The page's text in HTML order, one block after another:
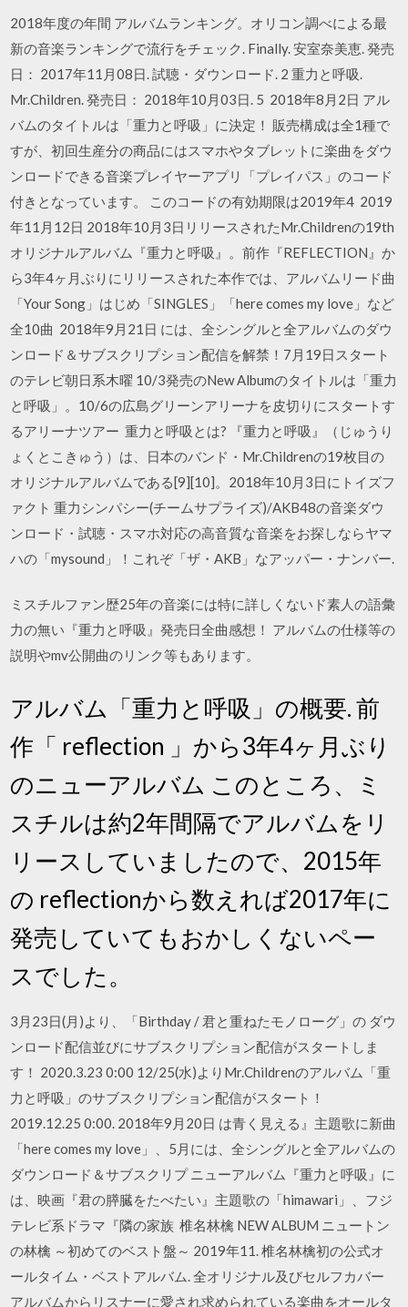
2018年度の年間 アルバムランキング。オリコン調べによる最
新の音楽ランキングで流行をチェック. Finally. 安室奈美恵. 発売
日： 2017年11月08日. 試聴・ダウンロード. 2 重力と呼吸.
Mr.Children. 発売日： 2018年10月03日. 5 2018年8月2日 アル
バムのタイトルは「重力と呼吸」に決定！ 販売構成は全1種で
すが、初回生産分の商品にはスマホやタブレットに楽曲をダウ
ンロードできる音楽プレイヤーアプリ「プレイパス」のコード
付きとなっています。 このコードの有効期限は2019年4 2019
年11月12日 2018年10月3日リリースされたMr.Childrenの19th
オリジナルアルバム『重力と呼吸』。前作『REFLECTION』か
ら3年4ヶ月ぶりにリリースされた本作では、アルバムリード曲
「Your Song」はじめ「SINGLES」「here comes my love」など
全10曲 2018年9月21日 には、全シングルと全アルバムのダウ
ンロード＆サブスクリプション配信を解禁！7月19日スタート
のテレビ朝日系木曜 10/3発売のNew Albumのタイトルは「重力
と呼吸」。10/6の広島グリーンアリーナを皮切りにスタートす
るアリーナツアー 重力と呼吸とは? 『重力と呼吸』（じゅうり
ょくとこきゅう）は、日本のバンド・Mr.Childrenの19枚目の
オリジナルアルバムである[9][10]。2018年10月3日にトイズフ
ァクト 重力シンパシー(チームサプライズ)/AKB48の音楽ダウ
ンロード・試聴・スマホ対応の高音質な音楽をお探しならヤマ
ハの「mysound」！これぞ「ザ・AKB」なアッパー・ナンバー.
ミスチルファン歴25年の音楽には特に詳しくないド素人の語彙
力の無い『重力と呼吸』発売日全曲感想！ アルバムの仕様等の
説明やmv公開曲のリンク等もあります。
アルバム「重力と呼吸」の概要. 前
作「 reflection 」から3年4ヶ月ぶり
のニューアルバム このところ、ミ
スチルは約2年間隔でアルバムをリ
リースしていましたので、2015年
の reflectionから数えれば2017年に
発売していてもおかしくないペー
スでした。
3月23日(月)より、「Birthday / 君と重ねたモノローグ」の ダウ
ンロード配信並びにサブスクリプション配信がスタートしま
す！ 2020.3.23 0:00 12/25(水)よりMr.Childrenのアルバム「重
力と呼吸」のサブスクリプション配信がスタート！
2019.12.25 0:00. 2018年9月20日 は青く見える』主題歌に新曲
「here comes my love」、5月には、全シングルと全アルバムの
ダウンロード＆サブスクリプ ニューアルバム『重力と呼吸』に
は、映画『君の膵臓をたべたい』主題歌の「himawari」、フジ
テレビ系ドラマ『隣の家族 椎名林檎 NEW ALBUM ニュートン
の林檎 ～初めてのベスト盤～ 2019年11. 椎名林檎初の公式オ
ールタイム・ベストアルバム. 全オリジナル及びセルフカバー
アルバムからリスナーに愛され求められている楽曲をオールタ